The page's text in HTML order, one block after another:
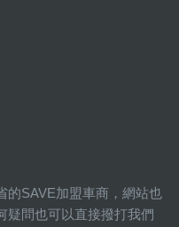
的SAVE加盟車商，網站也
疑問也可以直接撥打我們